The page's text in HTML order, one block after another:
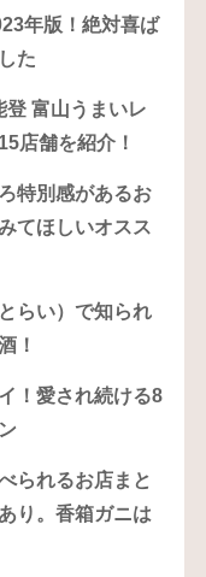
年版！絶対喜ば
た
登 富山うまいレ
店舗を紹介！
特別感があるお
てほしいオスス
らい）で知られ
！
！愛され続ける8
られるお店まと
り。香箱ガニは